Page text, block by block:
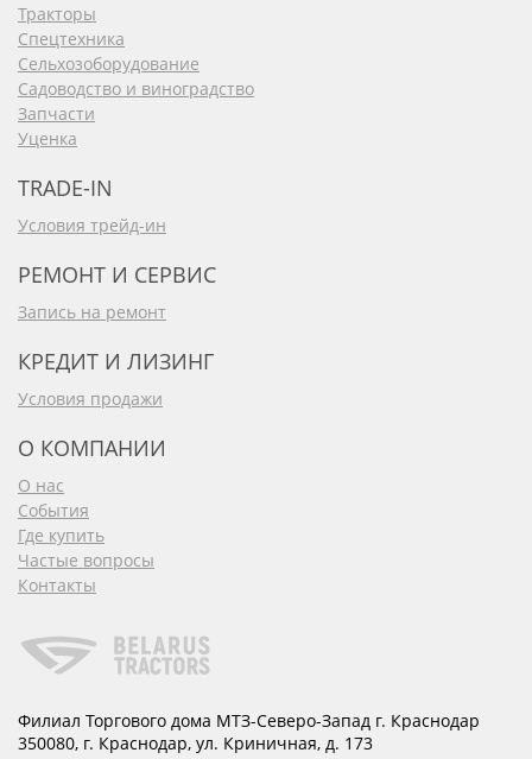
Тракторы
Спецтехника
Сельхозоборудование
Садоводство и виноградство
Запчасти
Уценка
TRADE-IN
Условия трейд-ин
РЕМОНТ И СЕРВИС
Запись на ремонт
КРЕДИТ И ЛИЗИНГ
Условия продажи
О КОМПАНИИ
О нас
События
Где купить
Частые вопросы
Контакты
Филиал Торгового дома МТЗ-Северо-Запад г. Краснодар
350080, г. Краснодар, ул. Криничная, д. 173